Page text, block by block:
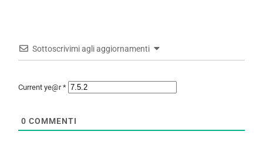
Sottoscrivimi agli aggiornamenti
Current ye@r*
0 COMMENTI